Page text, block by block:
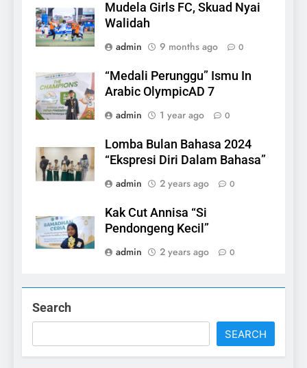
Mudela Girls FC, Skuad Nyai
Walidah
admin
9 months ago 0
“Medali Perunggu” Ismu In
Arabic OlympicAD 7
admin
1 year ago 0
Lomba Bulan Bahasa 2024
“Ekspresi Diri Dalam Bahasa”
admin
2 years ago 0
Kak Cut Annisa “Si
Pendongeng Kecil”
admin
2 years ago 0
Search
SEARCH